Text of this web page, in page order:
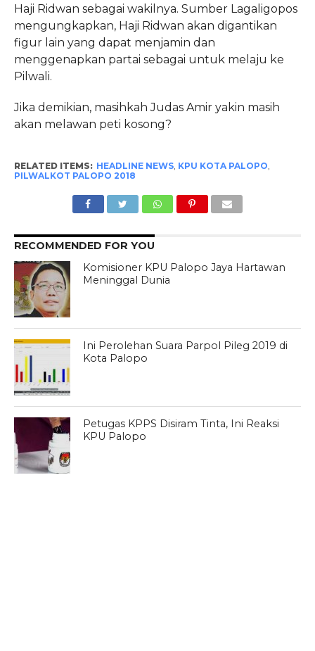
Haji Ridwan sebagai wakilnya. Sumber Lagaligopos
mengungkapkan, Haji Ridwan akan digantikan
figur lain yang dapat menjamin dan
menggenapkan partai sebagai untuk melaju ke
Pilwali.
Jika demikian, masihkah Judas Amir yakin masih
akan melawan peti kosong?
RELATED ITEMS: HEADLINE NEWS, KPU KOTA PALOPO,
PILWALKOT PALOPO 2018
RECOMMENDED FOR YOU
Komisioner KPU Palopo Jaya Hartawan
Meninggal Dunia
Ini Perolehan Suara Parpol Pileg 2019 di
Kota Palopo
Petugas KPPS Disiram Tinta, Ini Reaksi
KPU Palopo